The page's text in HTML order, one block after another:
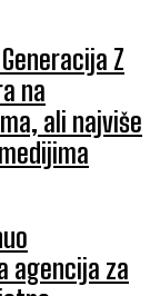
Z
na
ali najviše
agencija za